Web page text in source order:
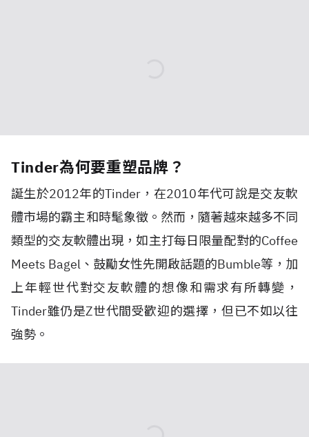
Tinder為何要重塑品牌？
誕生於2012年的Tinder，在2010年代可說是交友軟
體市場的霸主和時髦象徵。然而，隨著越來越多不同
類型的交友軟體出現，如主打每日限量配對的Coffee
Meets Bagel、鼓勵女性先開啟話題的Bumble等，加
上年輕世代對交友軟體的想像和需求有所轉變，
Tinder雖仍是Z世代間受歡迎的選擇，但已不如以往
強勢。